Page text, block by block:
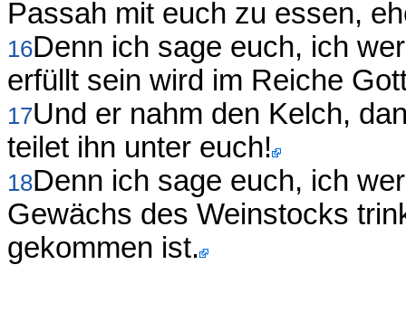
Passah mit euch zu essen,
16Denn ich sage euch, ich
erfüllt sein wird im Reiche
17Und er nahm den Kelch,
teilet ihn unter euch!
18Denn ich sage euch, ich
Gewächs des Weinstocks
gekommen ist.